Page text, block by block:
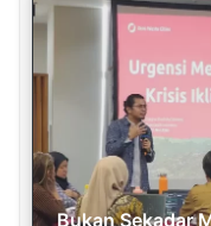
Bukan Sekadar